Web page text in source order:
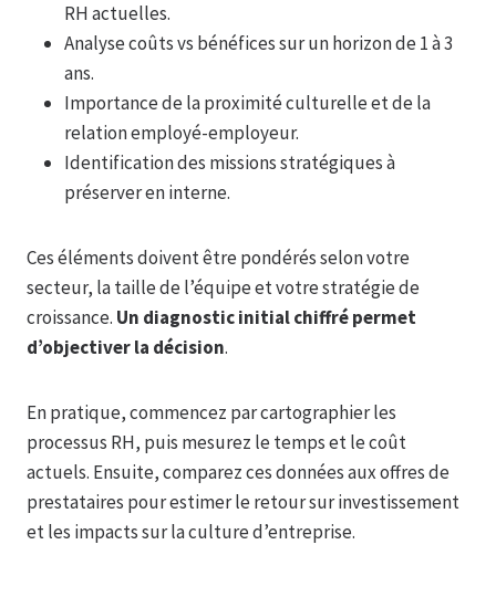
RH actuelles.
Analyse coûts vs bénéfices sur un horizon de 1 à 3
ans.
Importance de la proximité culturelle et de la
relation employé-employeur.
Identification des missions stratégiques à
préserver en interne.
Ces éléments doivent être pondérés selon votre
secteur, la taille de l’équipe et votre stratégie de
croissance. Un diagnostic initial chiffré permet
d’objectiver la décision.
En pratique, commencez par cartographier les
processus RH, puis mesurez le temps et le coût
actuels. Ensuite, comparez ces données aux offres de
prestataires pour estimer le retour sur investissement
et les impacts sur la culture d’entreprise.